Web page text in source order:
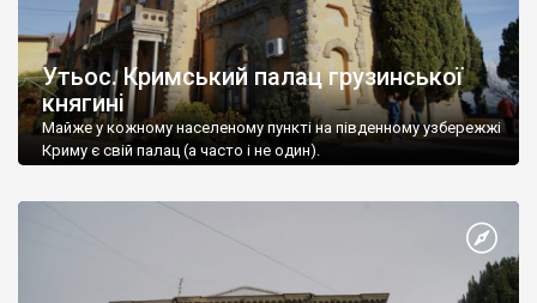
Утьос. Кримський палац грузинської
княгині
Майже у кожному населеному пункті на південному узбережжі
Криму є свій палац (а часто і не один).